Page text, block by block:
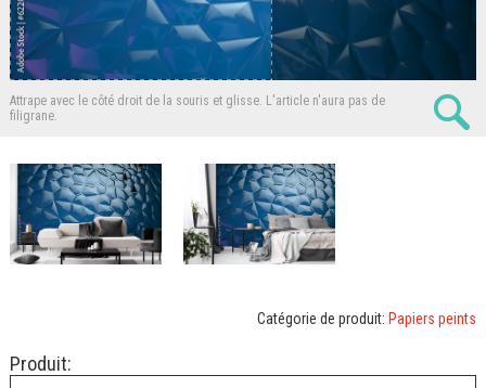
Attrape avec le côté droit de la souris et glisse. L'article n'aura pas de
filigrane.
Catégorie de produit: Papiers peints
Produit: